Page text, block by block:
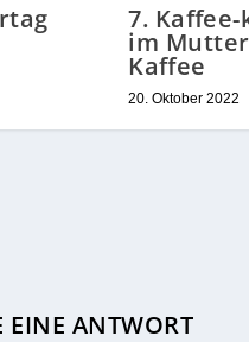
7.
im
Kaffee
20. Oktober 2022
EINE ANTWORT